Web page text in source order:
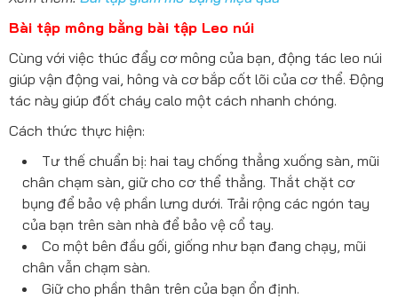
Bài tập mông bằng bài tập Leo núi
Cùng với việc thúc đẩy cơ mông của bạn, động tác leo núi
giúp vận động vai, hông và cơ bắp cốt lõi của cơ thể. Động
tác này giúp đốt cháy calo một cách nhanh chóng.
Cách thức thực hiện:
Tư thế chuẩn bị: hai tay chống thẳng xuống sàn, mũi
chân chạm sàn, giữ cho cơ thể thẳng. Thắt chặt cơ
bụng để bảo vệ phần lưng dưới. Trải rộng các ngón tay
của bạn trên sàn nhà để bảo vệ cổ tay.
Co một bên đầu gối, giống như bạn đang chạy, mũi
chân vẫn chạm sàn.
Giữ cho phần thân trên của bạn ổn định.